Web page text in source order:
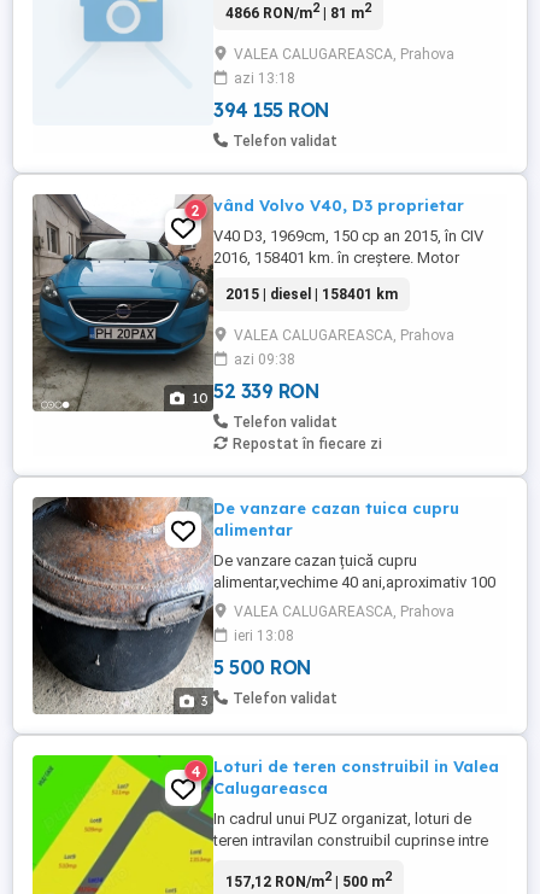
4866 RON/m2| 81 m2
VALEA CALUGAREASCA, Prahova
azi 13:18
394 155 RON
Telefon validat
10
2 vând Volvo V40, D3 proprietar
V40 D3, 1969cm, 150 cp an 2015, în CIV
2016, 158401 km. în creștere. Motor
galerie admisie, distribuție, discuri frână ,
arcuri suspensie față, ulei cutie viteze și
motor . Sau folosit doar piese originale
Volvo. Caroserie SIPS ( Side Impact
Protection Sistem ). Fără ...
2015 | diesel | 158401 km
VALEA CALUGAREASCA, Prahova
azi 09:38
52 339 RON
Telefon validat
Repostat în fiecare zi
3
De vanzare cazan tuica cupru
alimentar
De vanzare cazan țuică cupru
alimentar,vechime 40 ani,aproximativ 100
litri,format din cazan, capac,teava,cazan
răcitor cu serpentine,cazan soba cu
lemne!Predare personala in comuna Valea
Calugareasca Prahova!
VALEA CALUGAREASCA, Prahova
ieri 13:08
5 500 RON
Telefon validat
4
Loturi de teren construibil in Valea
Calugareasca
In cadrul unui PUZ organizat, loturi de
teren intravilan construibil cuprinse intre
intre case, cu utilitati pe strada, in
157,12 RON/m2| 500 m2